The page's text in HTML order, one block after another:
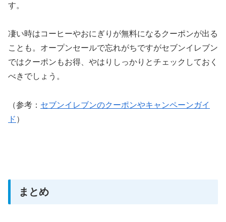
す。
凄い時はコーヒーやおにぎりが無料になるクーポンが出る
ことも。オープンセールで忘れがちですがセブンイレブン
ではクーポンもお得、やはりしっかりとチェックしておく
べきでしょう。
（参考： セブンイレブンのクーポンやキャンペーンガイ
ド ）
まとめ